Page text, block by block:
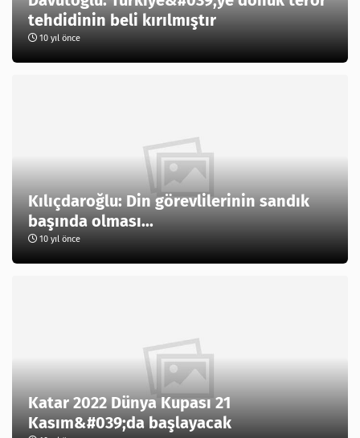
tehdidinin beli kırılmıştır
10 yıl önce
Kılıçdaroğlu: Din görevlilerinin sandık
başında olması...
10 yıl önce
Katar 2022 Dünya Kupası 21
Kasım&#039;da başlayacak